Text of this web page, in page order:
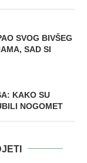
SVOG BIVŠEG
SAD SI
KAKO SU
NOGOMET